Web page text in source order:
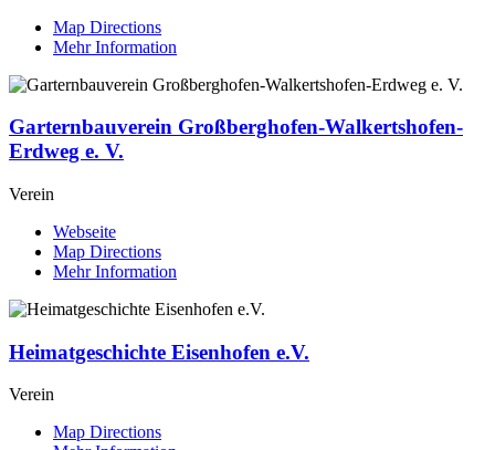
Map Directions
Mehr Information
Garternbauverein Großberghofen-Walkertshofen-
Erdweg e. V.
Verein
Webseite
Map Directions
Mehr Information
Heimatgeschichte Eisenhofen e.V.
Verein
Map Directions